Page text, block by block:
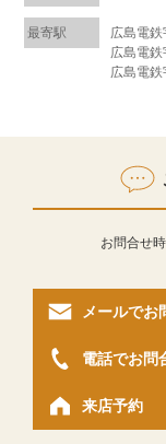
最寄駅
広島電
広島電
広島電
お問合せ
メールでお
来店予約
電話でお問